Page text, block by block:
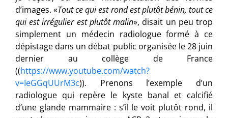
d’images. «Tout ce qui est rond est plutôt bénin, tout ce
qui est irrégulier est plutôt malin», disait un peu trop
simplement un médecin radiologue formé à ce
dépistage dans un débat public organisée le 28 juin
dernier au collège de France
((https://www.youtube.com/watch?
v=IeGGqUUrM3c)). Prenons l’exemple d’un
radiologue qui repère le kyste banal et calcifié
d’une glande mammaire : s’il le voit plutôt rond, il